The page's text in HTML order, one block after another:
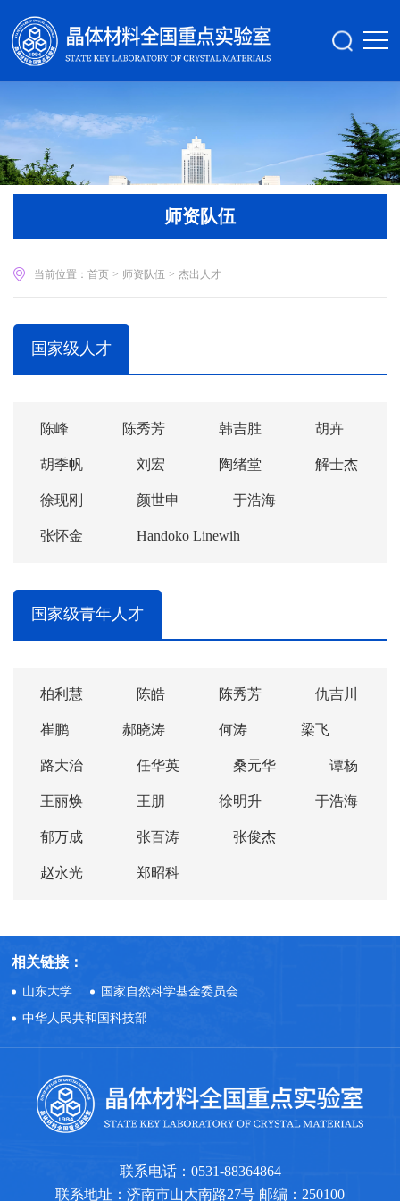
师资队伍
当前位置： 首页 > 师资队伍 > 杰出人才
国家级人才
陈峰 陈秀芳 韩吉胜 胡卉
胡季帆 刘宏 陶绪堂 解士杰
徐现刚 颜世申 于浩海
张怀金 Handoko Linewih
国家级青年人才
柏利慧 陈皓 陈秀芳 仇吉川
崔鹏 郝晓涛 何涛 梁飞
路大治 任华英 桑元华 谭杨
王丽焕 王朋 徐明升 于浩海
郁万成 张百涛 张俊杰
赵永光 郑昭科
相关链接：
山东大学
国家自然科学基金委员会
中华人民共和国科技部
联系电话：0531-88364864
联系地址：济南市山大南路27号 邮编：250100